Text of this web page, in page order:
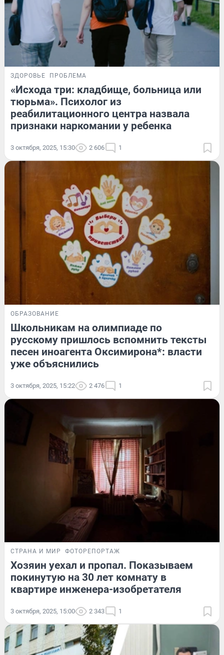
ЗДОРОВЬЕ ПРОБЛЕМА
«Исхода три: кладбище, больница или
тюрьма». Психолог из
реабилитационного центра назвала
признаки наркомании у ребенка
3 октября, 2025, 15:30 2 606 1
ОБРАЗОВАНИЕ
Школьникам на олимпиаде по
русскому пришлось вспомнить тексты
песен иноагента Оксимирона*: власти
уже объяснились
3 октября, 2025, 15:22 2 476 1
СТРАНА И МИР ФОТОРЕПОРТАЖ
Хозяин уехал и пропал. Показываем
покинутую на 30 лет комнату в
квартире инженера-изобретателя
3 октября, 2025, 15:00 2 343 1